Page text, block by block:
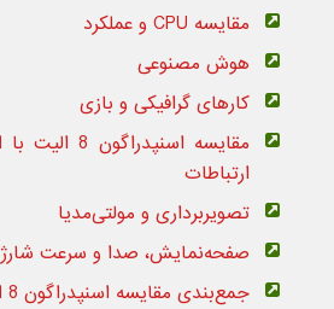
مقایسه CPU و عملکرد
هوش مصنوعی
کارهای گرافیکی و بازی
ارتباطات
تصویربرداری و مولتی‌مدیا
صفحه‌نمایش، صدا و سرعت شارژ
جمع‌بندی مقایسه اسنپدراگون 8 الیت و 8s نسل 4